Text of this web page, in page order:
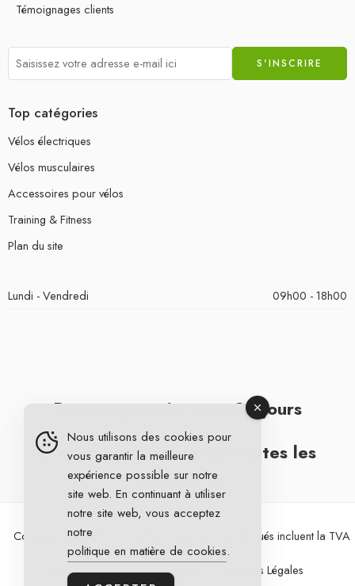
Témoignages clients
Top catégories
Vélos électriques
Vélos musculaires
Accessoires pour vélos
Training & Fitness
Plan du site
Lundi - Vendredi 09h00 - 18h00
Retours gratuits sous 30 jours
Livraison gratuite pour toutes les
commandes
Copyright 2026 © DG Cycling. Tous les prix indiqués incluent la TVA
Conditions Générales de Vente Mentions Légales
Nous utilisons des cookies pour
vous garantir la meilleure
expérience possible sur notre
site web. En continuant à utiliser
notre site web, vous acceptez
notre
politique en matière de cookies.